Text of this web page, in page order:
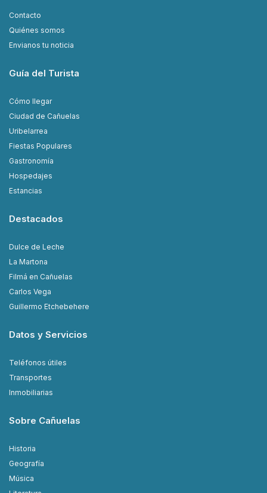
Contacto
Quiénes somos
Envianos tu noticia
Guía del Turista
Cómo llegar
Ciudad de Cañuelas
Uribelarrea
Fiestas Populares
Gastronomía
Hospedajes
Estancias
Destacados
Dulce de Leche
La Martona
Filmá en Cañuelas
Carlos Vega
Guillermo Etchebehere
Datos y Servicios
Teléfonos útiles
Transportes
Inmobiliarias
Sobre Cañuelas
Historia
Geografía
Música